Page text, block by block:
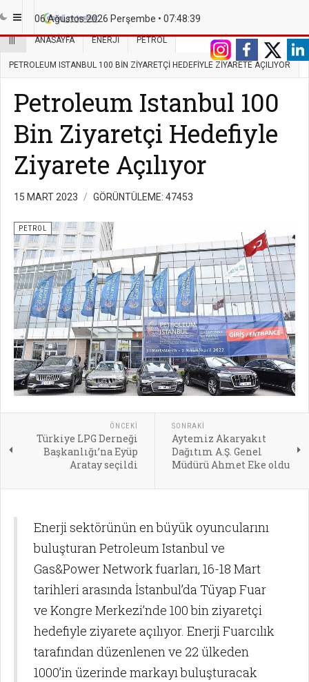
06 Ağustos 2026 Perşembe • 07:48:40
ANASAYFA ENERJI PETROL
PETROLEUM ISTANBUL 100 BIN ZIYARETÇI HEDEFIYLE ZIYARETE AÇILIYOR
Petroleum Istanbul 100
Bin Ziyaretçi Hedefiyle
Ziyarete Açılıyor
15 MART 2023 GÖRÜNTÜLEME: 47453
PETROL
ÖNCEKI
Türkiye LPG Derneği
Başkanlığı’na Eyüp
Aratay seçildi
SONRAKI
Aytemiz Akaryakıt
Dağıtım A.Ş. Genel
Müdürü Ahmet Eke oldu
Enerji sektörünün en büyük oyuncularını
buluşturan Petroleum Istanbul ve
Gas&Power Network fuarları, 16-18 Mart
tarihleri arasında İstanbul’da Tüyap Fuar
ve Kongre Merkezi’nde 100 bin ziyaretçi
hedefiyle ziyarete açılıyor. Enerji Fuarcılık
tarafından düzenlenen ve 22 ülkeden
1000’in üzerinde markayı buluşturacak